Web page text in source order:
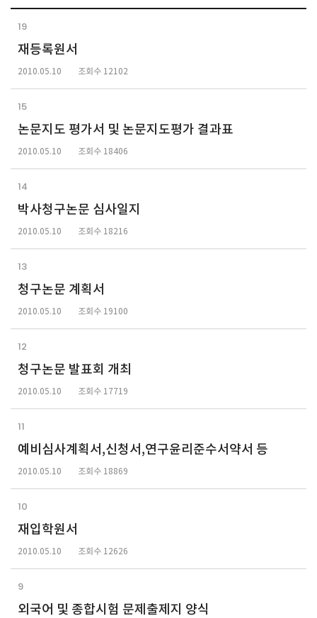
19
재등록원서
2010.05.10 조회수 12102
15
논문지도 평가서 및 논문지도평가 결과표
2010.05.10 조회수 18406
14
박사청구논문 심사일지
2010.05.10 조회수 18216
13
청구논문 계획서
2010.05.10 조회수 19100
12
청구논문 발표회 개최
2010.05.10 조회수 17719
11
예비심사계획서,신청서,연구윤리준수서약서 등
2010.05.10 조회수 18869
10
재입학원서
2010.05.10 조회수 12626
9
외국어 및 종합시험 문제출제지 양식